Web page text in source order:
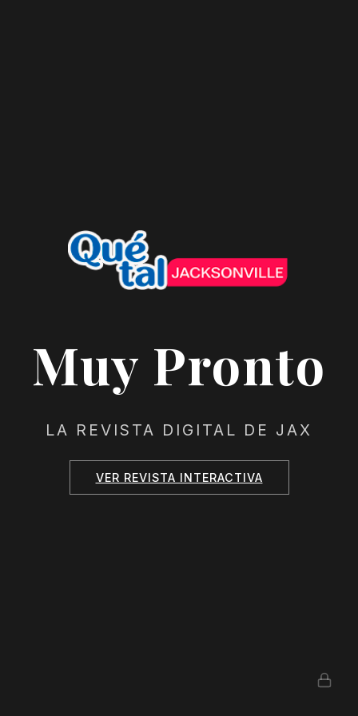
Muy Pronto
LA REVISTA DIGITAL DE JAX
VER REVISTA INTERACTIVA